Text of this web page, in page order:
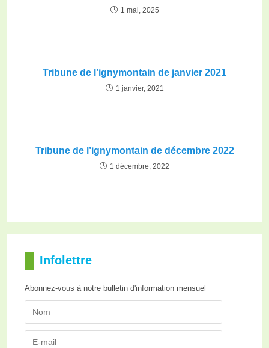
1 mai, 2025
Tribune de l’ignymontain de janvier 2021
1 janvier, 2021
Tribune de l’ignymontain de décembre 2022
1 décembre, 2022
Infolettre
Abonnez-vous à notre bulletin d'information mensuel